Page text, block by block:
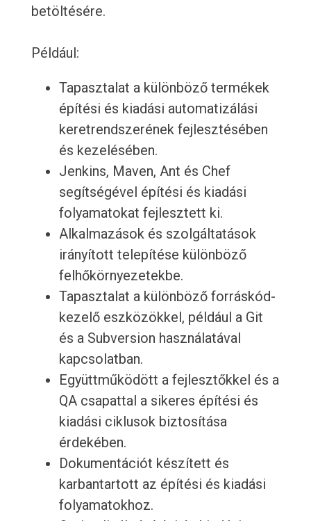
betöltésére.
Például:
Tapasztalat a különböző termékek
építési és kiadási automatizálási
keretrendszerének fejlesztésében
és kezelésében.
Jenkins, Maven, Ant és Chef
segítségével építési és kiadási
folyamatokat fejlesztett ki.
Alkalmazások és szolgáltatások
irányított telepítése különböző
felhőkörnyezetekbe.
Tapasztalat a különböző forráskód-
kezelő eszközökkel, például a Git
és a Subversion használatával
kapcsolatban.
Együttműködött a fejlesztőkkel és a
QA csapattal a sikeres építési és
kiadási ciklusok biztosítása
érdekében.
Dokumentációt készített és
karbantartott az építési és kiadási
folyamatokhoz.